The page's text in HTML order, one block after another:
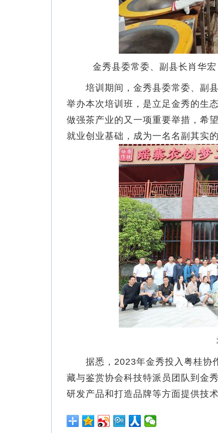
金秀县委常委、副县长肖华
培训期间，金秀县委常委、副县
举办本次培训班，是立足金秀的生
做强茶产业的又一项重要举措，希
就业创业基础，成为一名名副其实
据悉，2023年金秀投入粤桂协作
藏与鉴赏协会科技特派员团队到金
研发产品和打造品牌等方面提供技